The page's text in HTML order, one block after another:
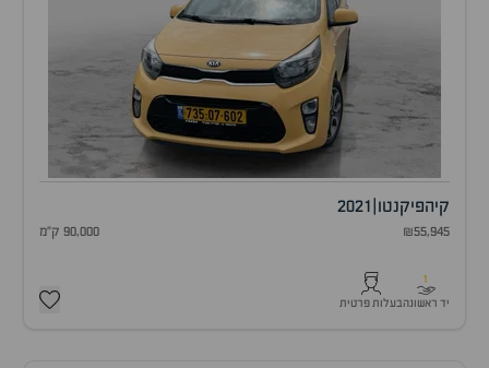
קיהפיקנטו 2021
₪55,945 90,000 ק"מ
1
יד ראשונהבעלות פרטית